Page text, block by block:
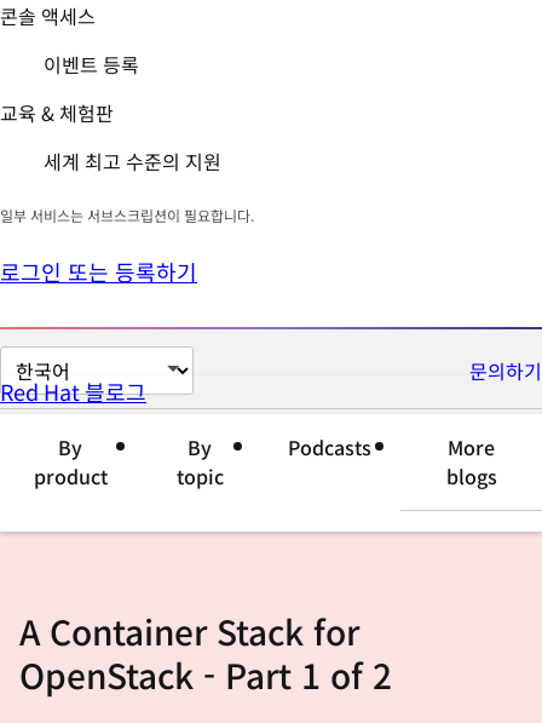
콘솔 액세스
이벤트 등록
교육 & 체험판
세계 최고 수준의 지원
일부 서비스는 서브스크립션이 필요합니다.
로그인 또는 등록하기
페
이
변
문의하기
Red Hat 블로그
By
product
By
topic
Podcasts
More
blogs
A Container Stack for
OpenStack - Part 1 of 2